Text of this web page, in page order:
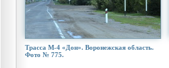
Трасса М-4 «Дон». Воронежская область.
Фото № 775.